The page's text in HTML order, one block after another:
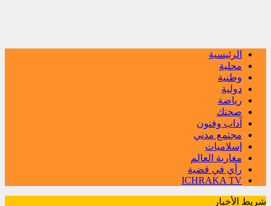
الرئيسية
محلية
وطنية
دولية
رياضة
صحتك
آداب وفنون
مجتمع مدني
إسلاميات
مغاربة العالم
رأي في قضية
ICHRAKA TV
شريط الأخبار